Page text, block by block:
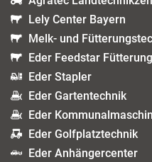
Lely Center Bayern
Melk- und
Eder Feedstar
Eder Stapler
Eder Gartentechnik
Eder
Eder Golfplatztechnik
Eder Anhängercenter